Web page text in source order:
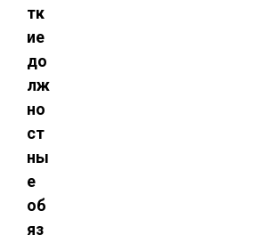
тк
ие
до
лж
но
ст
ны
е
об
яз